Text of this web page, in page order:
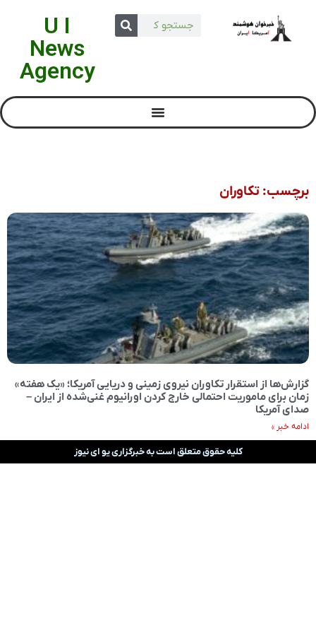
U I
News
Agency
برچسب: تکاوران
گزارش‌ها از استقرار تکاوران نیروی زمینی و دریایی آمریکا؛ «یک هفته»
زمان برای ماموریت احتمالی خارج کردن اورانیوم غنی‌شده از ایران –
صدای آمریکا
ادامه خبر »
کلیه حقوق متعلق است به خبرگزاری یو ای نیوز